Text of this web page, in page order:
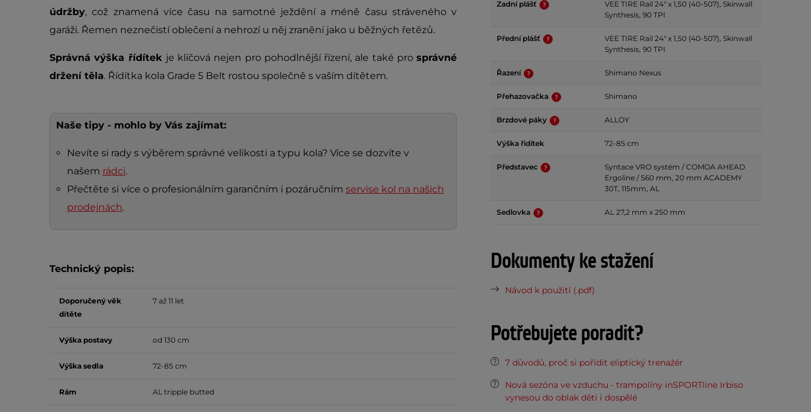
údržby, což znamená více času na samotné ježdění a méně času stráveného v
garáži. Řemen neznečistí oblečení a nehrozí u něj zranění jako u běžných řetězů.
Správná výška řídítek je klíčová nejen pro pohodlnější řízení, ale také pro správné
držení těla. Řídítka kola Grade 5 Belt rostou společně s vaším dítětem.
Naše tipy - mohlo by Vás zajímat:
Nevíte si rady s výběrem správné velikosti a typu kola? Více se dozvíte v
našem rádci.
Přečtěte si více o profesionálním garančním i pozáručním servise kol na našich
prodejnách.
Technický popis:
Doporučený věk
dítěte
7 až 11 let
Výška postavy od 130 cm
Výška sedla 72-85 cm
Rám AL tripple butted
Zadní plášť
VEE TIRE Rail 24" x 1,50 (40-507), Skinwall
Synthesis, 90 TPI
Přední plášť
VEE TIRE Rail 24" x 1,50 (40-507), Skinwall
Synthesis, 90 TPI
Řazení Shimano Nexus
Přehazovačka Shimano
Brzdové páky ALLOY
Výška řidítek 72-85 cm
Představec
Syntace VRO systém / COMOA AHEAD
Ergoline / 560 mm, 20 mm ACADEMY
30T, 115mm, AL
Sedlovka AL 27,2 mm x 250 mm
Dokumenty ke stažení
Návod k použití (.pdf)
Potřebujete poradit?
7 důvodů, proč si pořídit eliptický trenažér
Nová sezóna ve vzduchu - trampolíny inSPORTline Irbiso
vynesou do oblak děti i dospělé